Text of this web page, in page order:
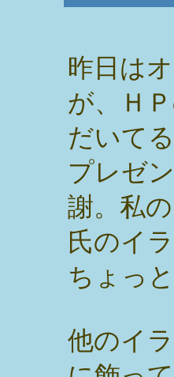
昨日は
が、Ｈ
だいて
プレゼ
謝。私
氏のイラ
ちょっ
他のイ